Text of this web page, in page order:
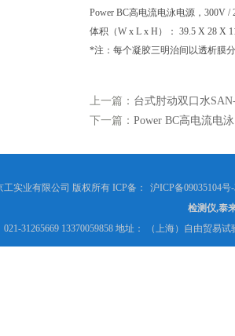
Power BC高电流电泳电源，300V /
体积（W x L x H）： 39.5 X 28 X
*注：每个凝胶三明治间以透析膜
上一篇： 台式肘动双口水
下一篇： Power BC高电流电
工实业有限公司 版权所有 ICP备：
沪ICP备09035104号
检测仪,泰
021-31265669 13370059858 地址： （上海）自由贸易